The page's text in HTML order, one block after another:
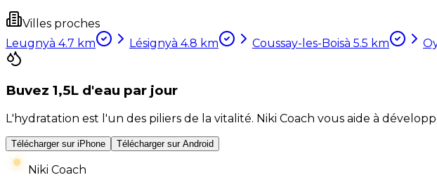
Villes proches
Leugnyà 4.7 km Lésignyà 4.8 km Coussay-les-Boisà 5.5 km
Buvez 1,5L d'eau par jour
L'hydratation est l'un des piliers de la vitalité. Niki Coach vous aide à
Télécharger sur iPhone Télécharger sur Android
Niki Coach